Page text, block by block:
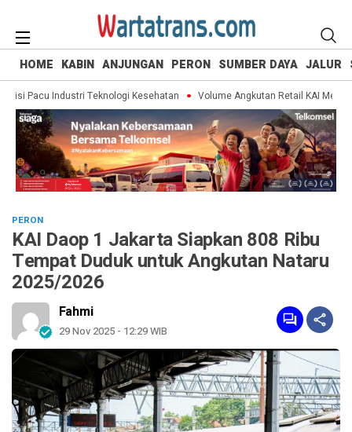
HOME KABIN ANJUNGAN PERON SUMBER DAYA JALUR
Pacu Industri Teknologi Kesehatan Volume Angkutan Retail KAI
PERON
KAI Daop 1 Jakarta Siapkan 808 Ribu
Tempat Duduk untuk Angkutan Nataru
2025/2026
Fahmi
29 Nov 2025 - 12:29 WIB